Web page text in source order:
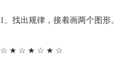
1、找出规律，接着画两个图形。
☆ ★ ☆ ★ ☆ ★ ☆